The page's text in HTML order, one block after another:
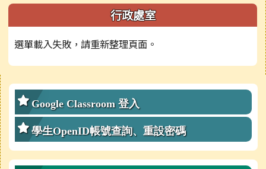
左邊區域內容 行政處室
選單載入失敗，請重新整理頁面。
右邊區域內容
Google Classroom 登入
學生OpenID帳號查詢、重設密碼